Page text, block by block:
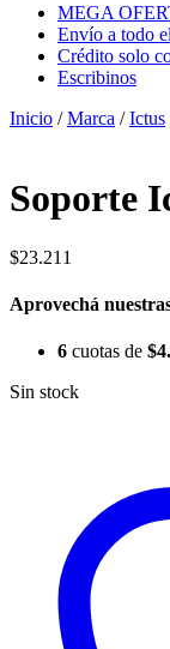
MEGA
Envío a todo
Crédito solo
Escribinos
Inicio /Marca /Ictus
Soporte
$23.211
Aprovechá
6 cuotas de $
Sin stock